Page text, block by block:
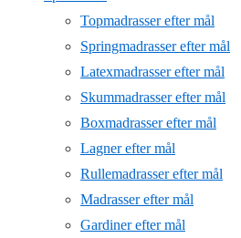
Topmadrasser efter mål
Springmadrasser efter mål
Latexmadrasser efter mål
Skummadrasser efter mål
Boxmadrasser efter mål
Lagner efter mål
Rullemadrasser efter mål
Madrasser efter mål
Gardiner efter mål